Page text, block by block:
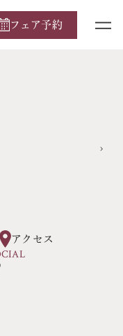
フェア予約
アクセス